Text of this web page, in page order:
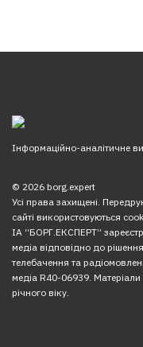
Інформаційно-аналітичне
© 2026 borg.expert
Усі права захищені.
сайті використовуються
ІА “БОРГ.ЕКСПЕРТ”
медіа відповідно до
телебачення та
медіа R40-06939. Матеріали
річного віку.